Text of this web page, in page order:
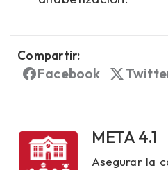
Compartir:
Facebook
META 4.1
Asegurar la